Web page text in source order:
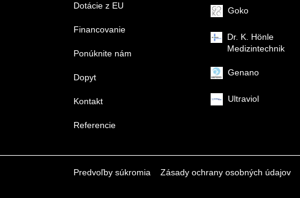
Dotácie z EU
Financovanie
Ponúknite nám
Dopyt
Kontakt
Referencie
Goko
Dr. K. Hönle
Medizintechnik
Genano
Ultraviol
Predvoľby súkromia Zásady ochrany osobných údajov